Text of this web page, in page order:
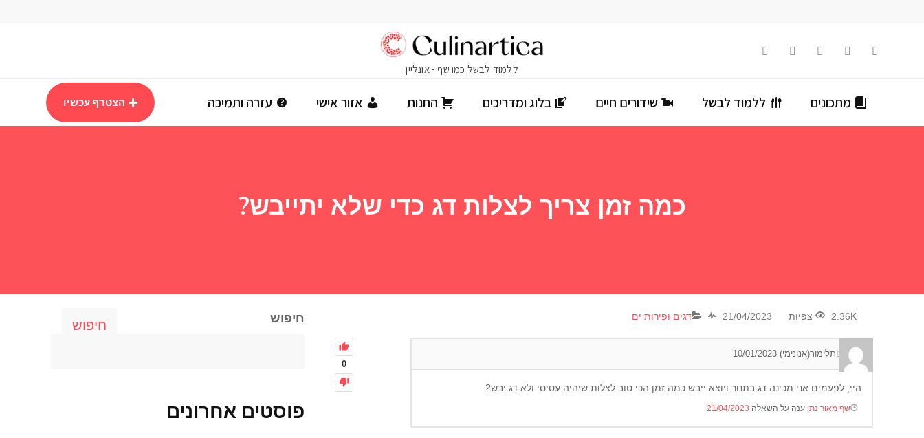
מתכונים ללמוד לבשל שידורים חיים בלוג ומדריכים החנות אזור אישי עזרה ותמיכה הצטרף עכשיו
כמה זמן צריך לצלות דג כדי שלא יתייבש?
2.36K צפיות 21/04/2023 דגים ופירות ים
0
לימור(אנונימי) 10/01/2023 0 תגובות
היי, לפעמים אני מכינה דג בתנור ויוצא ייבש כמה זמן הכי טוב לצלות שיהיה עסיסי ולא דג יבש?
שף מאור נתן ענה על השאלה 21/04/2023
חיפוש חיפוש
פוסטים אחרונים